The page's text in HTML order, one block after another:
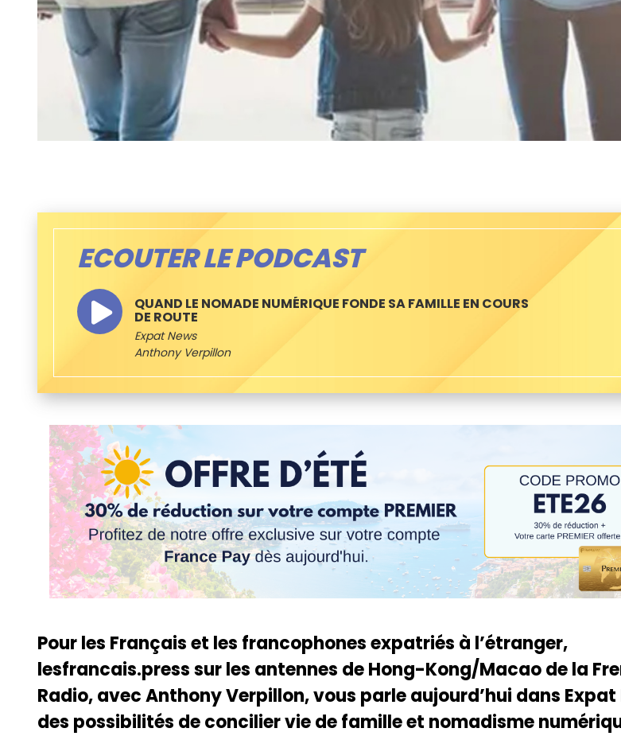
ECOUTER LE PODCAST
QUAND LE NOMADE NUMÉRIQUE FONDE SA FAMILLE EN COURS
DE ROUTE
Expat News
Anthony Verpillon
Pour les Français et les francophones expatriés à l’étranger,
lesfrancais.press sur les antennes de Hong-Kong/Macao de la
Radio, avec Anthony Verpillon, vous parle aujourd’hui dans Expat
des possibilités de concilier vie de famille et nomadisme